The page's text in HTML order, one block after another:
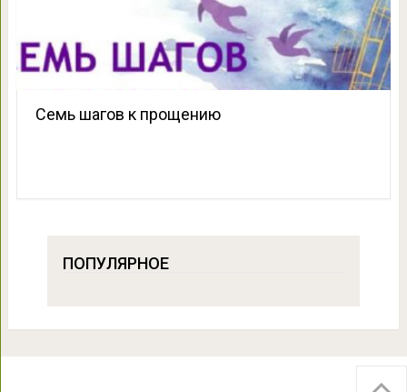
Семь шагов к прощению
ПОПУЛЯРНОЕ